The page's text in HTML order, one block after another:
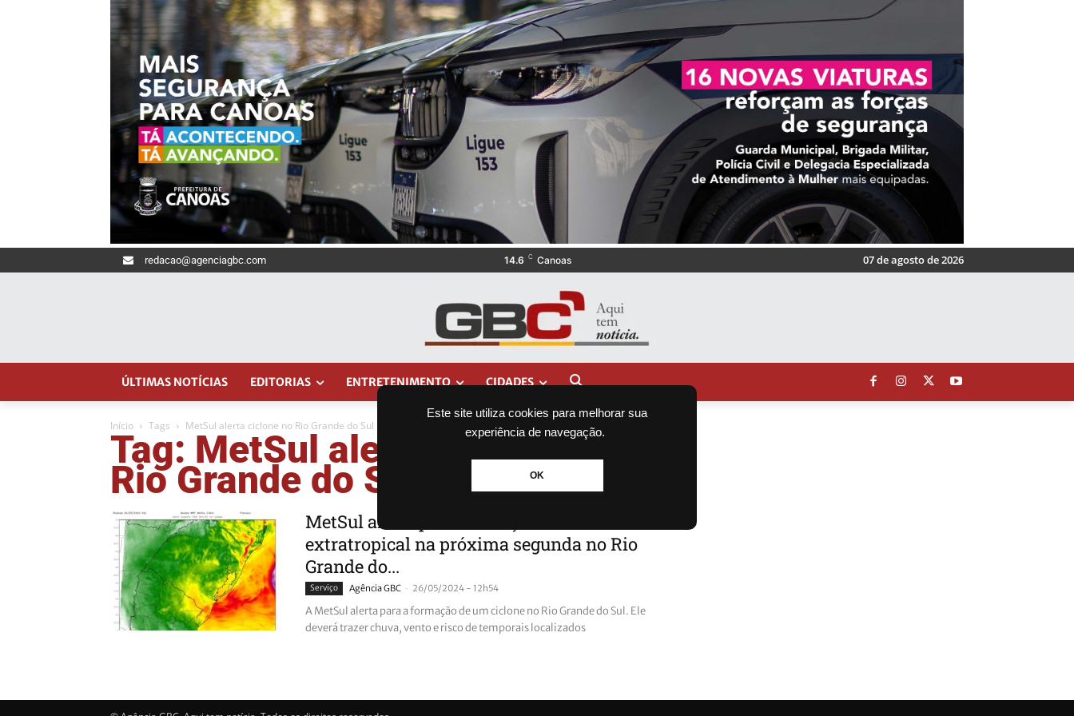
Este site utiliza cookies para melhorar sua
experiência de navegação.
OK
redacao@agenciagbc.com 14.6 C Canoas 07 de agosto de 2026
ÚLTIMAS NOTÍCIAS EDITORIAS ENTRETENIMENTO CIDADES
Início Tags MetSul alerta ciclone no Rio Grande do Sul
Tag: MetSul alerta ciclone no
Rio Grande do Sul
MetSul alerta para formação de ciclone
extratropical na próxima segunda no Rio
Grande do...
Serviço Agência GBC - 26/05/2024 - 12h54
A MetSul alerta para a formação de um ciclone no Rio Grande do Sul. Ele
deverá trazer chuva, vento e risco de temporais localizados